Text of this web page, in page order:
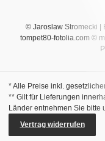
© Jaroslaw Stromecki |
tompet80-fotolia.com ©
* Alle Preise inkl.
** Gilt für Lieferungen
Länder entnehmen Sie bitte
Vertrag widerrufen